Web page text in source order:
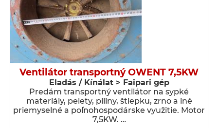
Ventilátor transportný OWENT 7,5KW
Eladás / Kínálat > Faipari gép
Predám transportný ventilátor na sypké
materiály, pelety, piliny, štiepku, zrno a iné
priemyselné a poľnohospodárske využitie. Motor
7,5KW. …